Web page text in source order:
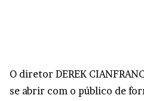
O diretor DEREK
se abrir com o público de